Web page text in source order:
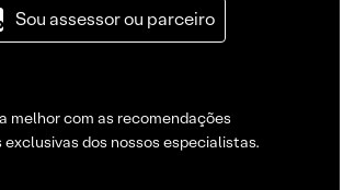
Sou assessor ou parceiro
melhor com as recomendações
exclusivas dos nossos especialistas.